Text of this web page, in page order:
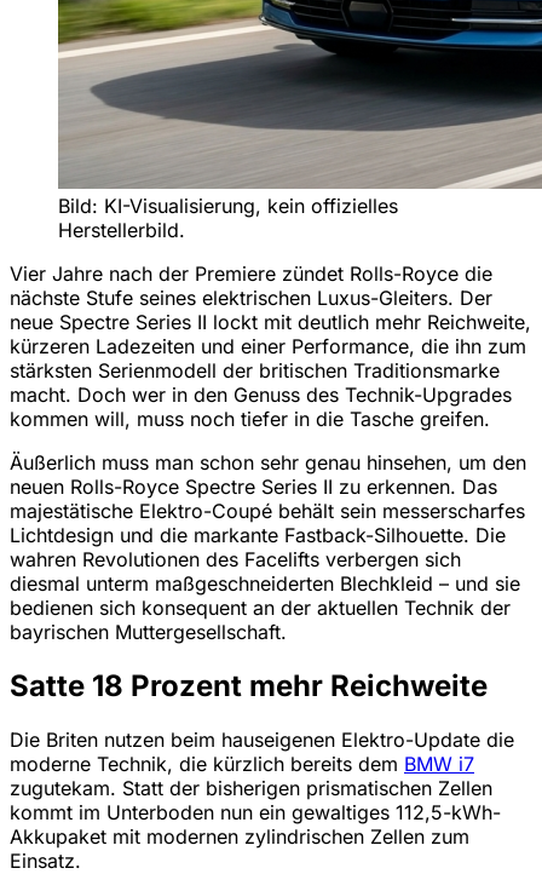
Bild: KI-Visualisierung, kein offizielles
Herstellerbild.
Vier Jahre nach der Premiere zündet Rolls-Royce die
nächste Stufe seines elektrischen Luxus-Gleiters. Der
neue Spectre Series II lockt mit deutlich mehr Reichweite,
kürzeren Ladezeiten und einer Performance, die ihn zum
stärksten Serienmodell der britischen Traditionsmarke
macht. Doch wer in den Genuss des Technik-Upgrades
kommen will, muss noch tiefer in die Tasche greifen.
Äußerlich muss man schon sehr genau hinsehen, um den
neuen Rolls-Royce Spectre Series II zu erkennen. Das
majestätische Elektro-Coupé behält sein messerscharfes
Lichtdesign und die markante Fastback-Silhouette. Die
wahren Revolutionen des Facelifts verbergen sich
diesmal unterm maßgeschneiderten Blechkleid – und sie
bedienen sich konsequent an der aktuellen Technik der
bayrischen Muttergesellschaft.
Satte 18 Prozent mehr Reichweite
Die Briten nutzen beim hauseigenen Elektro-Update die
moderne Technik, die kürzlich bereits dem BMW i7
zugutekam. Statt der bisherigen prismatischen Zellen
kommt im Unterboden nun ein gewaltiges 112,5-kWh-
Akkupaket mit modernen zylindrischen Zellen zum
Einsatz.